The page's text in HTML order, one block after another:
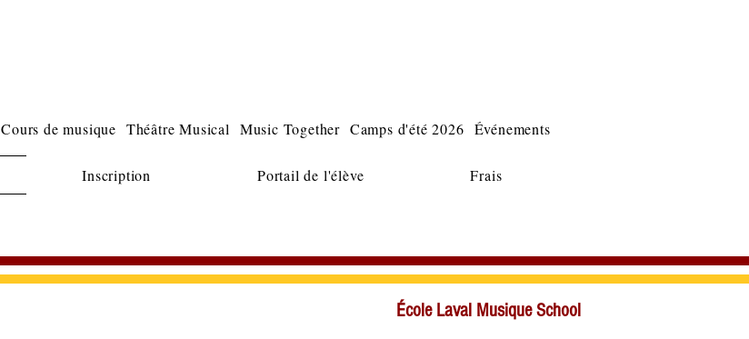
Cours de musique Théâtre Musical Music Together Camps d'été 2026 Événements
Inscription Portail de l'élève Frais
École Laval Musique School